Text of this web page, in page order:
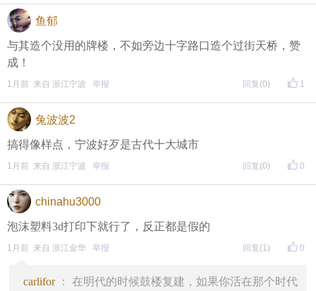
鱼郁
与其造个没用的牌楼，不如旁边十字路口造个过街天桥，赞
成！
1
1月前 来自 浙江宁波 举报 回复 (0)
兔波波2
搞得像样点，宁波好歹是古代十大城市
0
1月前 来自 浙江宁波 举报 回复 (0)
chinahu3000
泡沫塑料3d打印下就行了，反正都是假的
0
1月前 来自 浙江金华 举报 回复 (1)
carlifor： 在明代的时候鼓楼复建，如果你活在那个时代